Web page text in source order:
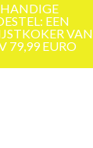
EEN
VAN
79,99 EURO